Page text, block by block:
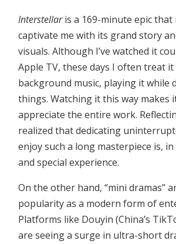
Interstellaris a 169-minute epic that
captivate me with its grand story
visuals. Although I’ve watched it
Apple TV, these days I often treat it
background music, playing it while
things. Watching it this way makes
appreciate the entire work.
realized that dedicating
enjoy such a long masterpiece is,
and special experience.
On the other hand, “mini dramas”
popularity as a modern form of
Platforms like Douyin (China’s
are seeing a surge in ultra-short